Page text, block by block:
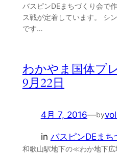
バスピンDEまちづくり会で
ス戦が定着しています。 シ
です…
わかやま国体プ
9月22日
4月 7, 2016—by
in バスピンDEま
和歌山駅地下の≪わか地下